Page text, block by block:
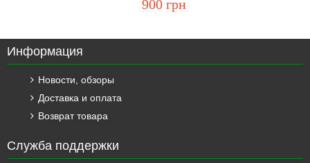
900 грн
Информация
Новости, обзоры
Доставка и оплата
Возврат товара
Служба поддержки